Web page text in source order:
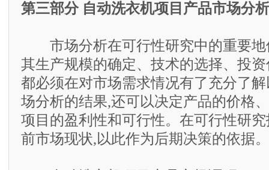
第三部分 自动洗衣机项目产品市场分析
市场分析在可行性研究中的重要地
其生产规模的确定、技术的选择、投
都必须在对市场需求情况有了充分了
场分析的结果,还可以决定产品的价格
项目的盈利性和可行性。在可行性研
前市场现状,以此作为后期决策的依据。